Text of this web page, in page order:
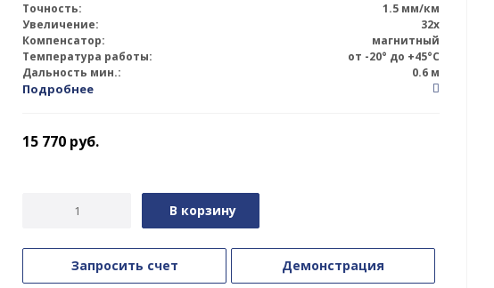
Точность:
1.5 мм/км
Увеличение:
32x
Компенсатор:
магнитный
Температура работы:
от -20° до +45°С
Дальность мин.:
0.6 м
Подробнее
15 770 руб.
В корзину
Запросить счет Демонстрация